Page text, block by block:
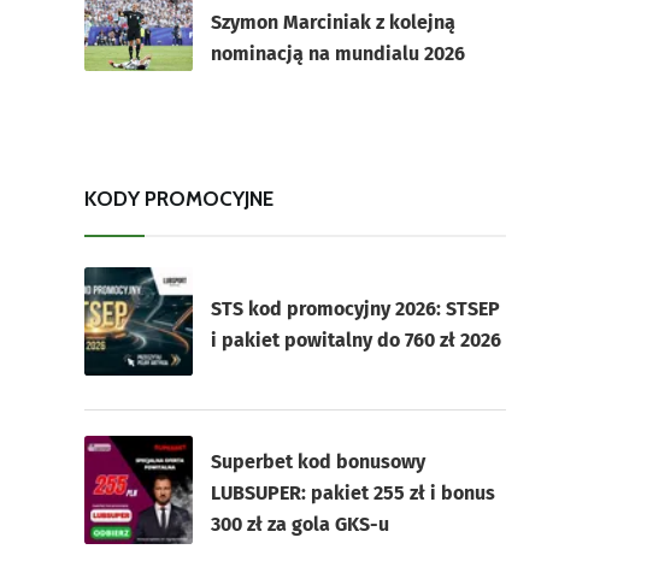
Szymon Marciniak z kolejną
nominacją na mundialu 2026
KODY PROMOCYJNE
STS kod promocyjny 2026: STSEP
i pakiet powitalny do 760 zł 2026
Superbet kod bonusowy
LUBSUPER: pakiet 255 zł i bonus
300 zł za gola GKS-u